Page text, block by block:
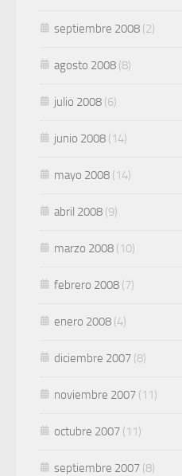
septiembre 2008 (2)
agosto 2008 (8)
julio 2008 (6)
junio 2008 (14)
mayo 2008 (14)
abril 2008 (9)
marzo 2008 (10)
febrero 2008 (7)
enero 2008 (4)
diciembre 2007 (8)
noviembre 2007 (11)
octubre 2007 (11)
septiembre 2007 (8)